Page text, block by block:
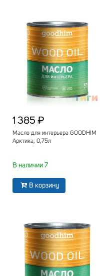
1 385 ₽
Масло для интерьера GOODHIM
Арктика, 0,75л
В наличии 7
В корзину